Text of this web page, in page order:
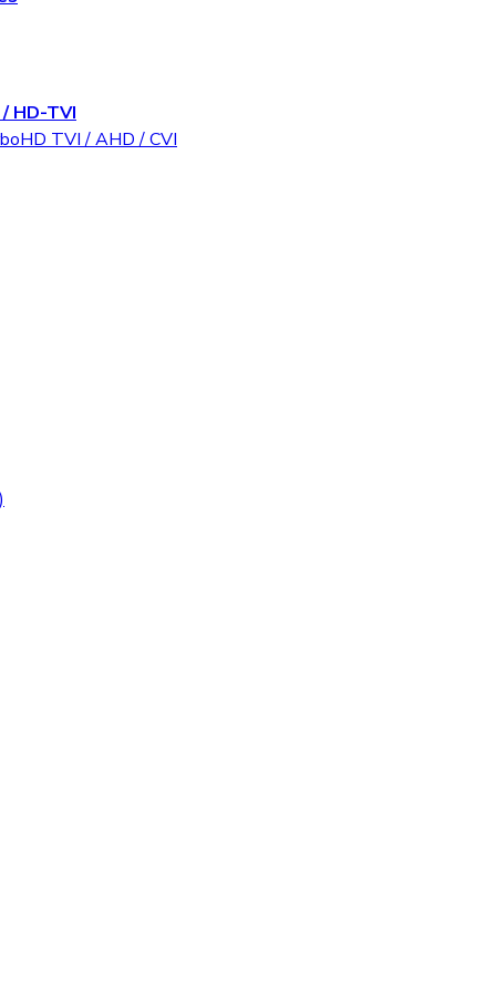
HD-TVI
TVI / AHD / CVI